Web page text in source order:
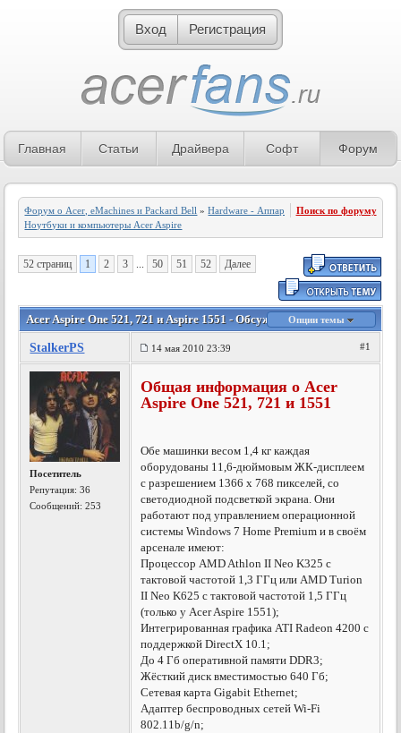
Вход Регистрация
Главная Статьи Драйвера Софт Форум
Форум о Acer, eMachines и Packard Bell »Hardware - Аппаратное обеспечение»
Ноутбуки и компьютеры Acer Aspire
Поиск по форуму
52 страниц 1 2 3 ... 50 51 52 Далее
Acer Aspire One 521, 721 и Aspire 1551 - Обсуждение и отзывы
Опции темы
StalkerPS 14 мая 2010 23:39 #1
Посетитель
Репутация:36
Сообщений: 253
Общая информация о Acer
Aspire One 521, 721 и 1551
Обе машинки весом 1,4 кг каждая
оборудованы 11,6-дюймовым ЖК-дисплеем
с разрешением 1366 x 768 пикселей, со
светодиодной подсветкой экрана. Они
работают под управлением операционной
системы Windows 7 Home Premium и в своём
арсенале имеют:
Процессор AMD Athlon II Neo K325 с
тактовой частотой 1,3 ГГц или AMD Turion
II Neo K625 с тактовой частотой 1,5 ГГц
(только у Acer Aspire 1551);
Интегрированная графика ATI Radeon 4200 с
поддержкой DirectX 10.1;
До 4 Гб оперативной памяти DDR3;
Жёсткий диск вместимостью 640 Гб;
Сетевая карта Gigabit Ethernet;
Адаптер беспроводных сетей Wi-Fi
802.11b/g/n;